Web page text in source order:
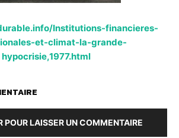
Institutions-financieres-
et-climat-la-grande-
hypocrisie,1977.html
POUR LAISSER UN COMMENTAIRE